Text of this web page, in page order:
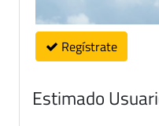
Regístrate
Estimado